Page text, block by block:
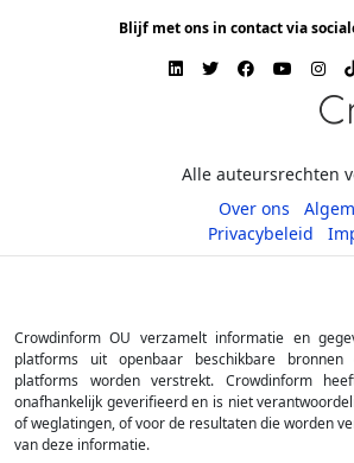
Blijf met ons in contact via
Alle auteursrechten
Over ons
Privacybeleid
Crowdinform OU verzamelt informatie en
platforms uit openbaar beschikbare
platforms worden verstrekt. Crowdinform
onafhankelijk geverifieerd en is niet
of weglatingen, of voor de resultaten die worden
van deze informatie.